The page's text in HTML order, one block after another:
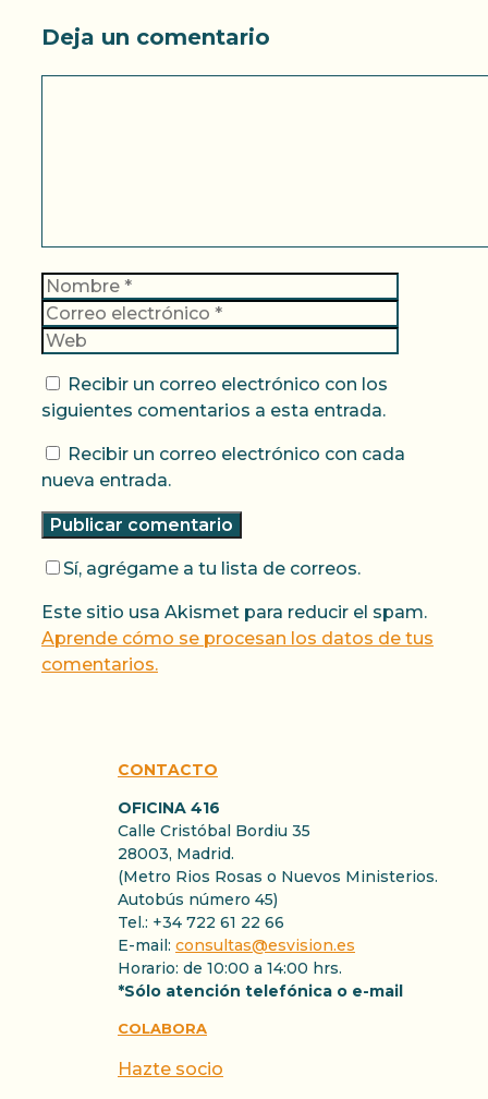
Deja un comentario
Nombre
Recibir un correo electrónico con los
siguientes comentarios a esta entrada.
Recibir un correo electrónico con cada
nueva entrada.
Sí, agrégame a tu lista de correos.
Este sitio usa Akismet para reducir el spam.
Aprende cómo se procesan los datos de tus
comentarios.
CONTACTO
OFICINA 416
Calle Cristóbal Bordiu 35
28003, Madrid.
(Metro Rios Rosas o Nuevos Ministerios.
Autobús número 45)
Tel.: +34 722 61 22 66
E-mail: consultas@esvision.es
Horario: de 10:00 a 14:00 hrs.
*Sólo atención telefónica o e-mail
COLABORA
Hazte socio